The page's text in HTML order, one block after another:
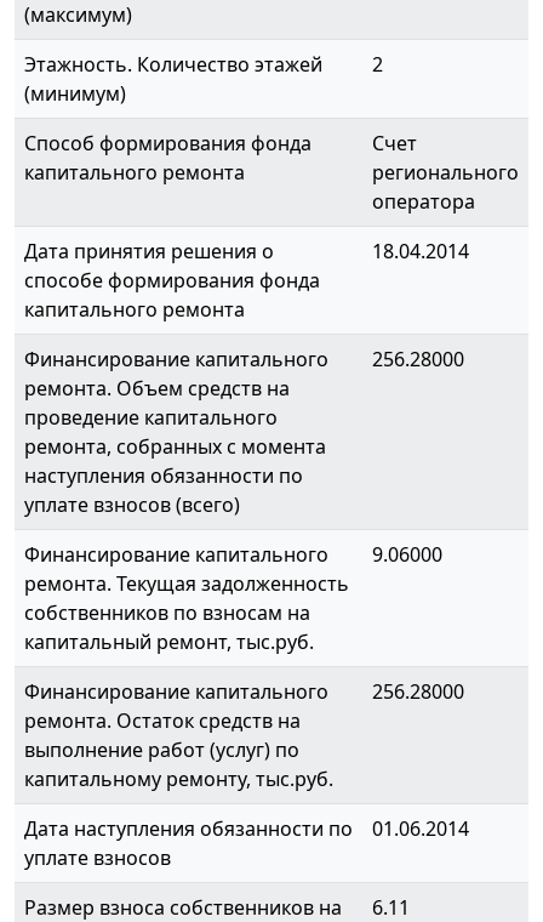
(максимум)
Этажность. Количество этажей
(минимум)
2
Способ формирования фонда
капитального ремонта
Счет
регионального
оператора
Дата принятия решения о
способе формирования фонда
капитального ремонта
18.04.2014
Финансирование капитального
ремонта. Объем средств на
проведение капитального
ремонта, собранных с момента
наступления обязанности по
уплате взносов (всего)
256.28000
Финансирование капитального
ремонта. Текущая задолженность
собственников по взносам на
капитальный ремонт, тыс.руб.
9.06000
Финансирование капитального
ремонта. Остаток средств на
выполнение работ (услуг) по
капитальному ремонту, тыс.руб.
256.28000
Дата наступления обязанности по
уплате взносов
01.06.2014
Размер взноса собственников на
6.11